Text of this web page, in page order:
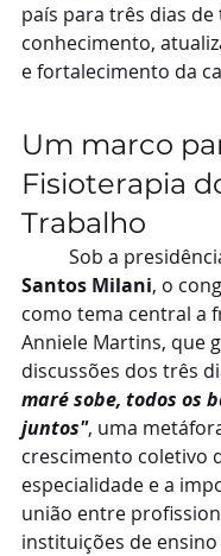
país para três dias
conhecimento,
e fortalecimento da
Um marco
Fisioterapia
Trabalho
Sob a
Santos Milani, o
como tema central a
Anniele Martins, que
discussões dos três
maré sobe, todos os
juntos", uma
crescimento coletivo
especialidade e a
união entre
instituições de